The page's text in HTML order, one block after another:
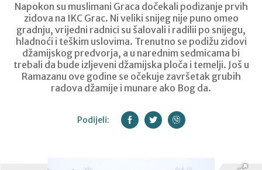
Napokon su muslimani Graca dočekali podizanje prvih
zidova na IKC Grac. Ni veliki snijeg nije puno omeo
gradnju, vrijedni radnici su šalovali i radilii po snijegu,
hladnoći i teškim uslovima. Trenutno se podižu zidovi
džamijskog predvorja, a u narednim sedmicama bi
trebali da bude izljeveni džamijska ploča i temelji. Još u
Ramazanu ove godine se očekuje završetak grubih
radova džamije i munare ako Bog da.
Podijeli: